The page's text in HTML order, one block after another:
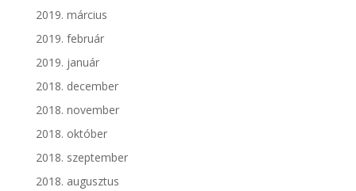
2019. március
2019. február
2019. január
2018. december
2018. november
2018. október
2018. szeptember
2018. augusztus